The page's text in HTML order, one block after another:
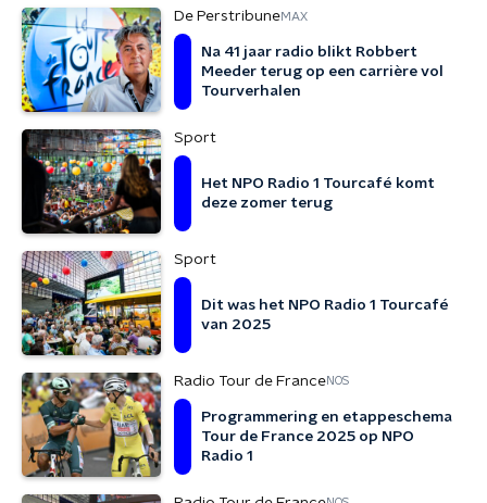
De PerstribuneMAX
Na 41 jaar radio blikt Robbert
Meeder terug op een carrière vol
Tourverhalen
Sport
Het NPO Radio 1 Tourcafé komt
deze zomer terug
Sport
Dit was het NPO Radio 1 Tourcafé
van 2025
Radio Tour de FranceNOS
Programmering en etappeschema
Tour de France 2025 op NPO
Radio 1